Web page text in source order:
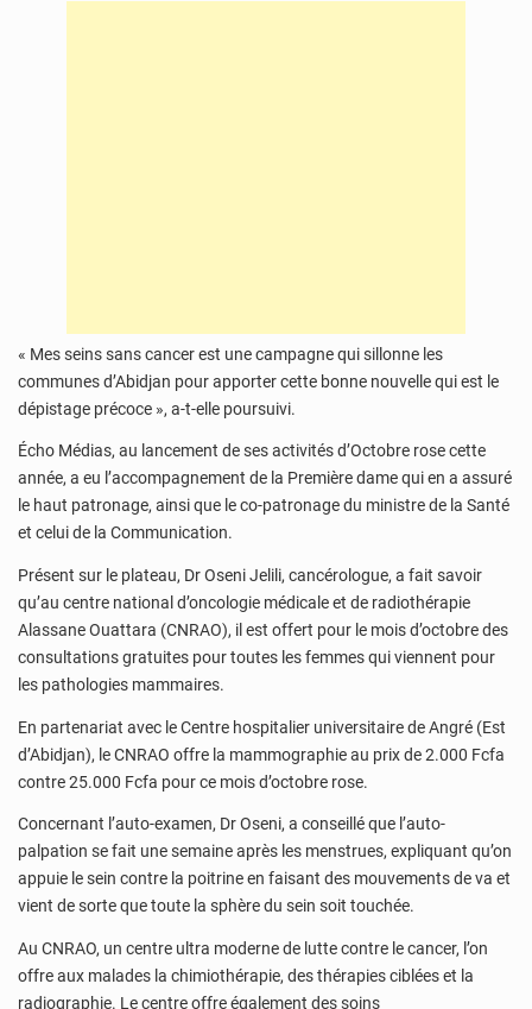
« Mes seins sans cancer est une campagne qui sillonne les
communes d’Abidjan pour apporter cette bonne nouvelle qui est le
dépistage précoce », a-t-elle poursuivi.
Écho Médias, au lancement de ses activités d’Octobre rose cette
année, a eu l’accompagnement de la Première dame qui en a assuré
le haut patronage, ainsi que le co-patronage du ministre de la Santé
et celui de la Communication.
Présent sur le plateau, Dr Oseni Jelili, cancérologue, a fait savoir
qu’au centre national d’oncologie médicale et de radiothérapie
Alassane Ouattara (CNRAO), il est offert pour le mois d’octobre des
consultations gratuites pour toutes les femmes qui viennent pour
les pathologies mammaires.
En partenariat avec le Centre hospitalier universitaire de Angré (Est
d’Abidjan), le CNRAO offre la mammographie au prix de 2.000 Fcfa
contre 25.000 Fcfa pour ce mois d’octobre rose.
Concernant l’auto-examen, Dr Oseni, a conseillé que l’auto-
palpation se fait une semaine après les menstrues, expliquant qu’on
appuie le sein contre la poitrine en faisant des mouvements de va et
vient de sorte que toute la sphère du sein soit touchée.
Au CNRAO, un centre ultra moderne de lutte contre le cancer, l’on
offre aux malades la chimiothérapie, des thérapies ciblées et la
radiographie. Le centre offre également des soins